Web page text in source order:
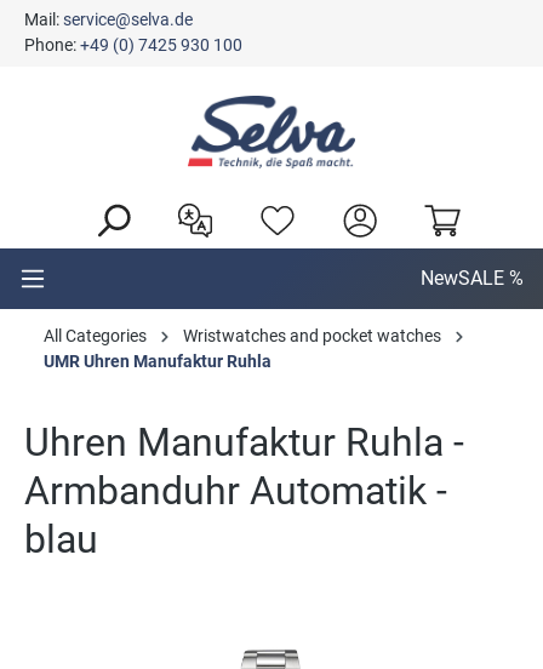
content
Mail:service@selva.de
Phone:+49 (0) 7425 930 100
NewSALE %
All Categories
Wristwatches and pocket watches
UMR Uhren Manufaktur Ruhla
Uhren Manufaktur Ruhla -
Armbanduhr Automatik -
blau